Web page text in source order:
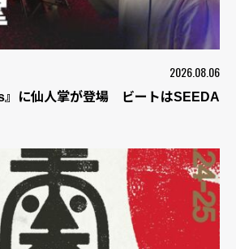
2026.08.06
』に仙人掌が登場 ビートはSEEDA